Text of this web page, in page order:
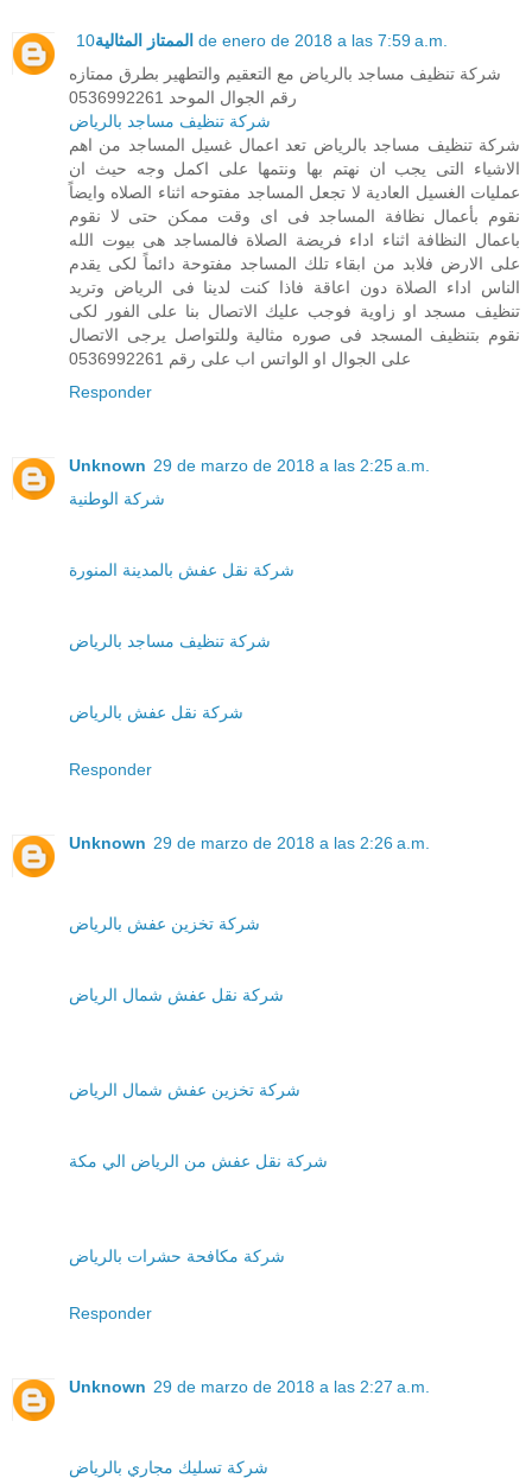
الممتاز المثالية 10 de enero de 2018 a las 7:59 a.m.
شركة تنظيف مساجد بالرياض مع التعقيم والتطهير بطرق ممتازه
رقم الجوال الموحد 0536992261
شركة تنظيف مساجد بالرياض
شركة تنظيف مساجد بالرياض تعد اعمال غسيل المساجد من اهم
الاشياء التى يجب ان نهتم بها ونتمها على اكمل وجه حيث ان
عمليات الغسيل العادية لا تجعل المساجد مفتوحه اثناء الصلاه وايضاً
نقوم بأعمال نظافة المساجد فى اى وقت ممكن حتى لا نقوم
باعمال النظافة اثناء اداء فريضة الصلاة فالمساجد هى بيوت الله
على الارض فلابد من ابقاء تلك المساجد مفتوحة دائماً لكى يقدم
الناس اداء الصلاة دون اعاقة فاذا كنت لدينا فى الرياض وتريد
تنظيف مسجد او زاوية فوجب عليك الاتصال بنا على الفور لكى
نقوم بتنظيف المسجد فى صوره مثالية وللتواصل يرجى الاتصال
على الجوال او الواتس اب على رقم 0536992261
Responder
Unknown 29 de marzo de 2018 a las 2:25 a.m.
شركة الوطنية
شركة نقل عفش بالمدينة المنورة
شركة تنظيف مساجد بالرياض
شركة نقل عفش بالرياض
Responder
Unknown 29 de marzo de 2018 a las 2:26 a.m.
شركة تخزين عفش بالرياض
شركة نقل عفش شمال الرياض
شركة تخزين عفش شمال الرياض
شركة نقل عفش من الرياض الي مكة
شركة مكافحة حشرات بالرياض
Responder
Unknown 29 de marzo de 2018 a las 2:27 a.m.
شركة تسليك مجاري بالرياض